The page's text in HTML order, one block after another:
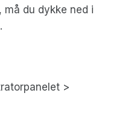
må du dykke ned i
>